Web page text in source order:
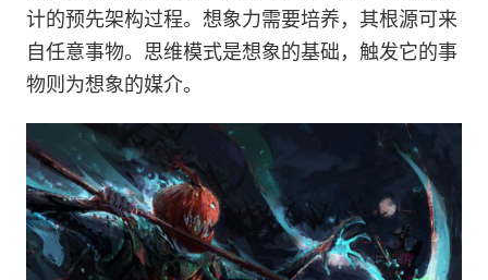
计的预先架构过程。想象力需要培养，其根源可来
自任意事物。思维模式是想象的基础，触发它的事
物则为想象的媒介。